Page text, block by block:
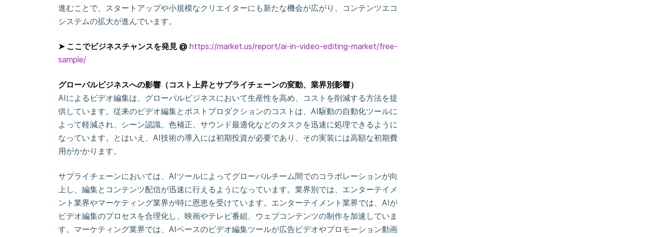
進むことで、スタートアップや小規模なクリエイターにも新たな機会が広がり、コンテンツエコ
システムの拡大が進んでいます。
➤ ここでビジネスチャンスを発見 @ https://market.us/report/ai-in-video-editing-market/free-
sample/
グローバルビジネスへの影響（コスト上昇とサプライチェーンの変動、業界別影響）
AIによるビデオ編集は、グローバルビジネスにおいて生産性を高め、コストを削減する方法を提
供しています。従来のビデオ編集とポストプロダクションのコストは、AI駆動の自動化ツールに
よって軽減され、シーン認識、色補正、サウンド最適化などのタスクを迅速に処理できるように
なっています。とはいえ、AI技術の導入には初期投資が必要であり、その実装には高額な初期費
用がかかります。
サプライチェーンにおいては、AIツールによってグローバルチーム間でのコラボレーションが向
上し、編集とコンテンツ配信が迅速に行えるようになっています。業界別では、エンターテイメ
ント業界やマーケティング業界が特に恩恵を受けています。エンターテイメント業界では、AIが
ビデオ編集のプロセスを合理化し、映画やテレビ番組、ウェブコンテンツの制作を加速していま
す。マーケティング業界では、AIベースのビデオ編集ツールが広告ビデオやプロモーション動画